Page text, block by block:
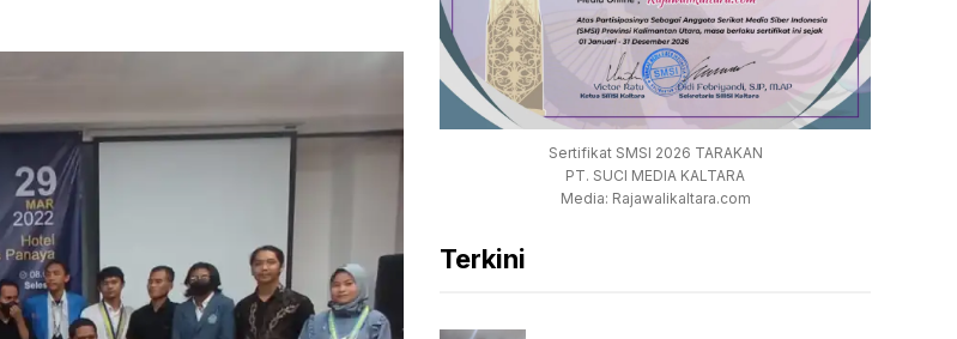
Sertifikat SMSI 2026 TARAKAN
PT. SUCI MEDIA KALTARA
Media: Rajawalikaltara.com
Terkini